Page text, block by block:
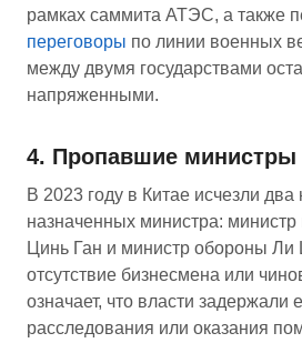
рамках саммита АТЭС, а также
переговоры по линии военных
между двумя государствами
напряженными.
4. Пропавшие министры
В 2023 году в Китае исчезли два
назначенных министра:
Цинь Ган и министр обороны
отсутствие бизнесмена или
означает, что власти задержали
расследования или оказания